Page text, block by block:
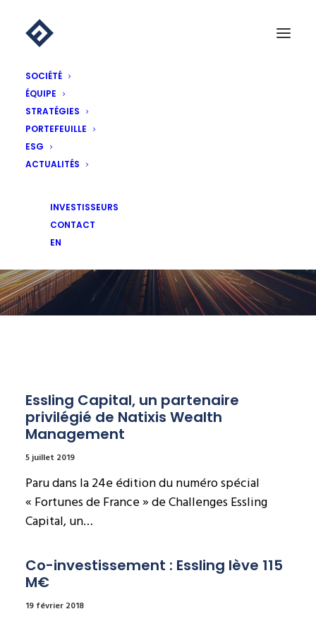
SOCIÉTÉ
ÉQUIPE
STRATÉGIES
PORTEFEUILLE
ESG
ACTUALITÉS
INVESTISSEURS
CONTACT
EN
Essling Capital, un partenaire
privilégié de Natixis Wealth
Management
5 juillet 2019
Paru dans la 24e édition du numéro spécial
« Fortunes de France » de Challenges Essling
Capital, un…
Co-investissement : Essling lève 115
M€
19 février 2018